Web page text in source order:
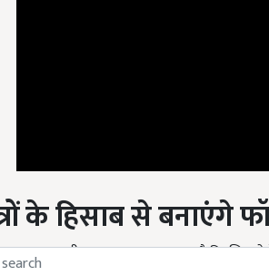
के हिसाब से बनाएंगे
यह भी अनुमान लगाया जा रहा है कि जिन
पर भी काम कर रही है. इस फॉर्मूले को लेकर